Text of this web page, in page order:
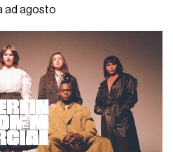
ad agosto